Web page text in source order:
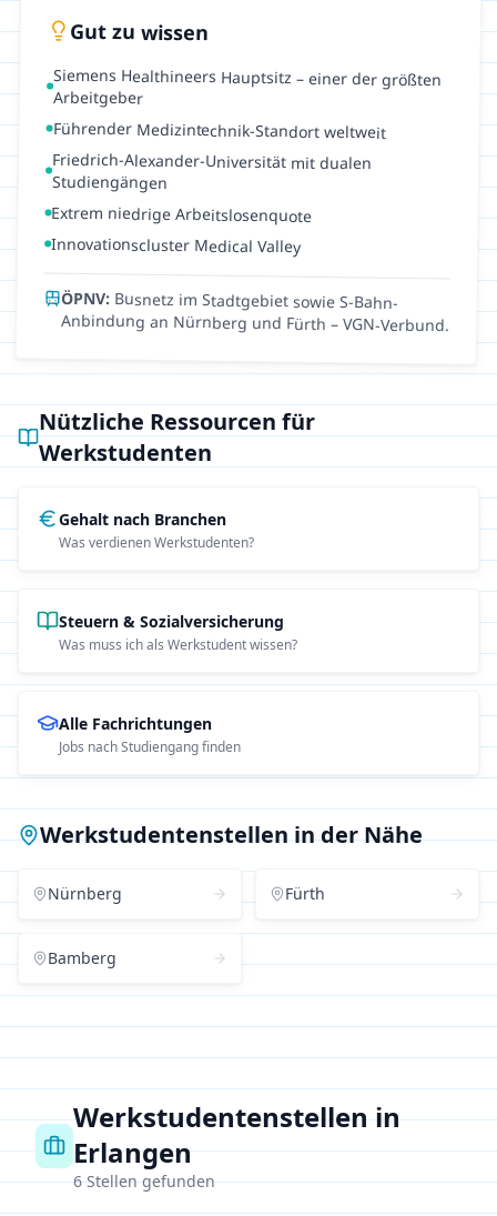
Gut zu wissen
Siemens Healthineers Hauptsitz – einer der größten
Arbeitgeber
Führender Medizintechnik-Standort weltweit
Friedrich-Alexander-Universität mit dualen
Studiengängen
Extrem niedrige Arbeitslosenquote
Innovationscluster Medical Valley
ÖPNV: Busnetz im Stadtgebiet sowie S-Bahn-
Anbindung an Nürnberg und Fürth – VGN-Verbund.
Nützliche Ressourcen für
Werkstudenten
Gehalt nach Branchen
Was verdienen Werkstudenten?
Steuern & Sozialversicherung
Was muss ich als Werkstudent wissen?
Alle Fachrichtungen
Jobs nach Studiengang finden
Werkstudentenstellen in der Nähe
Nürnberg Fürth
Bamberg
Werkstudentenstellen in
Erlangen
6Stellen gefunden